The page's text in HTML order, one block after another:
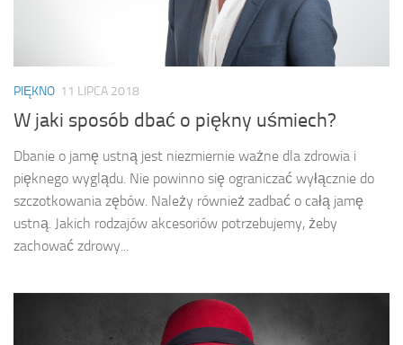
PIĘKNO 11 LIPCA 2018
W jaki sposób dbać o piękny uśmiech?
Dbanie o jamę ustną jest niezmiernie ważne dla zdrowia i
pięknego wyglądu. Nie powinno się ograniczać wyłącznie do
szczotkowania zębów. Należy również zadbać o całą jamę
ustną. Jakich rodzajów akcesoriów potrzebujemy, żeby
zachować zdrowy...